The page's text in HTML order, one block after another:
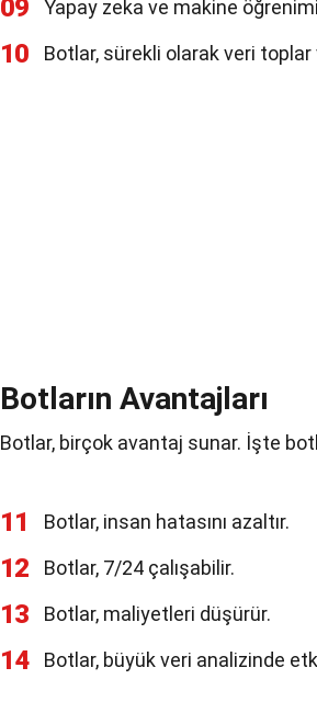
09 Yapay zeka ve makine
10 Botlar, sürekli olarak veri toplar
Botların Avantajları
Botlar, birçok avantaj sunar. İşte
11 Botlar, insan hatasını azaltır.
12 Botlar, 7/24 çalışabilir.
13 Botlar, maliyetleri düşürür.
14 Botlar, büyük veri analizinde